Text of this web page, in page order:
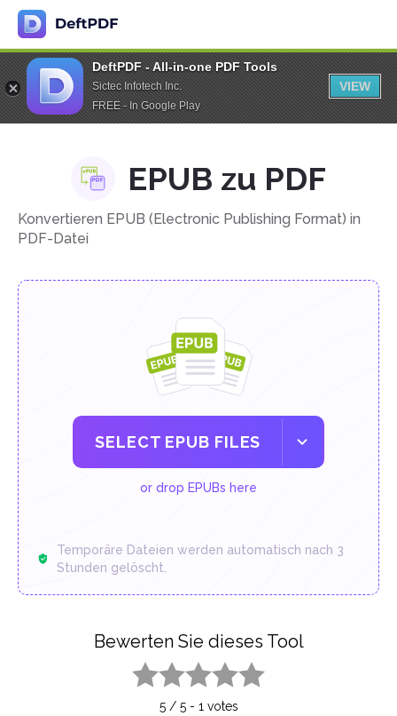
DeftPDF - All-in-one PDF Tools
Sictec Infotech Inc.
FREE - In Google Play
VIEW
EPUB zu PDF
Konvertieren EPUB (Electronic Publishing Format) in
PDF-Datei
SELECT EPUB FILES
or drop EPUBs here
Temporäre Dateien werden automatisch nach 3
Stunden gelöscht.
Bewerten Sie dieses Tool
5/ 5- 1 votes